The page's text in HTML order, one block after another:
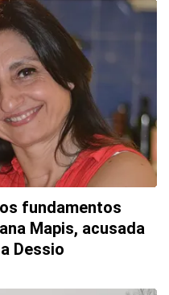
fundamentos
Mapis, acusada
Dessio